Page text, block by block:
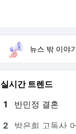
뉴스 밖 이야기,
실시간 트렌드
1 반민정 결혼
2 방은희 고독사